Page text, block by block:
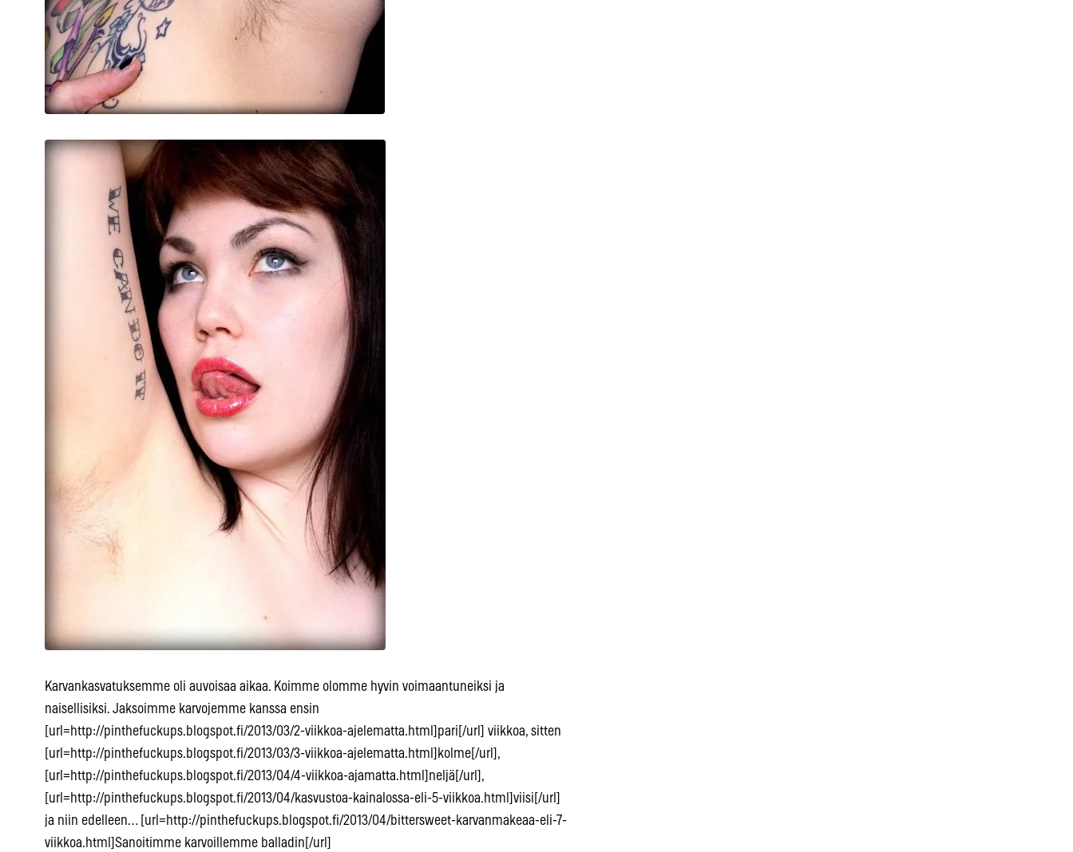
Karvankasvatuksemme oli auvoisaa aikaa. Koimme olomme hyvin voimaantuneiksi ja
naisellisiksi. Jaksoimme karvojemme kanssa ensin
[url=http://pinthefuckups.blogspot.fi/2013/03/2-viikkoa-ajelematta.html]pari[/url] viikkoa, sitten
[url=http://pinthefuckups.blogspot.fi/2013/03/3-viikkoa-ajelematta.html]kolme[/url],
[url=http://pinthefuckups.blogspot.fi/2013/04/4-viikkoa-ajamatta.html]neljä[/url],
[url=http://pinthefuckups.blogspot.fi/2013/04/kasvustoa-kainalossa-eli-5-viikkoa.html]viisi[/url]
ja niin edelleen… [url=http://pinthefuckups.blogspot.fi/2013/04/bittersweet-karvanmakeaa-eli-7-
viikkoa.html]Sanoitimme karvoillemme balladin[/url]